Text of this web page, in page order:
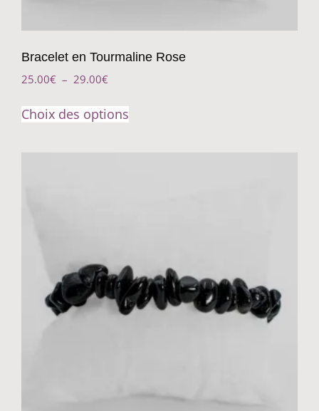
Bracelet en Tourmaline Rose
25.00€ – 29.00€
Choix des options